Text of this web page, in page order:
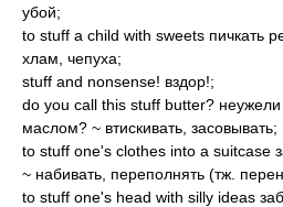
убой;
to stuff a child with sweets пичкать
хлам, чепуха;
stuff and nonsense! вздор!;
do you call this stuff butter?
маслом? ~ втискивать, засовывать;
to stuff one's clothes into a suitcase
~ набивать, переполнять (тж.
to stuff one's head with silly ideas